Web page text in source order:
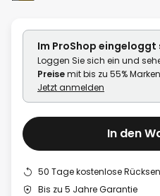
Im ProShop eingeloggt
Loggen Sie sich ein und
Preisemit bis zu 55%
Jetzt anmelden
In den
50 Tage kostenlose
Bis zu 5 Jahre Garantie